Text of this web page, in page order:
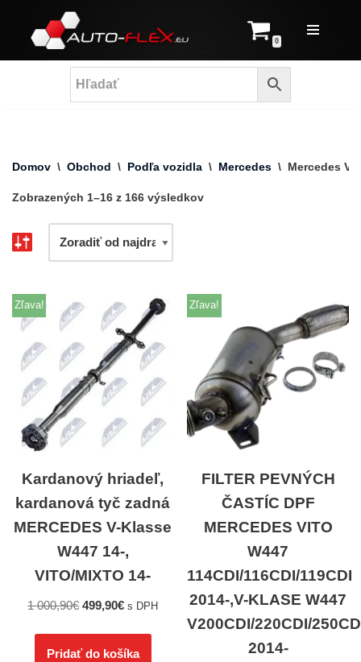
Prejsť
na
0
Domov \ Obchod \ Podľa vozidla \ Mercedes \ Mercedes
Zobrazených 1–16 z 166 výsledkov
Zľava!
Kardanový hriadeľ,
kardanová tyč zadná
MERCEDES V-Klasse
W447 14-,
VITO/MIXTO 14-
1 000,90€ 499,90€ s DPH
Pridať do košíka
Zľava!
FILTER PEVNÝCH
ČASTÍC DPF
MERCEDES VITO
W447
114CDI/116CDI/119CDI
2014-,V-KLASE W447
V200CDI/220CDI/
2014-